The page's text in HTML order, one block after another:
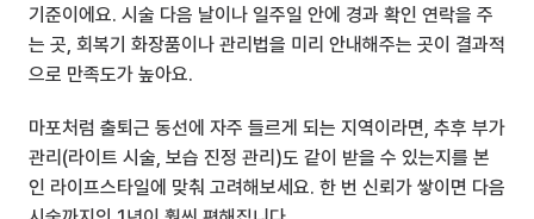
기준이에요. 시술 다음 날이나 일주일 안에 경과 확인 연락을 주
는 곳, 회복기 화장품이나 관리법을 미리 안내해주는 곳이 결과적
으로 만족도가 높아요.
마포처럼 출퇴근 동선에 자주 들르게 되는 지역이라면, 추후 부가
관리(라이트 시술, 보습 진정 관리)도 같이 받을 수 있는지를 본
인 라이프스타일에 맞춰 고려해보세요. 한 번 신뢰가 쌓이면 다음